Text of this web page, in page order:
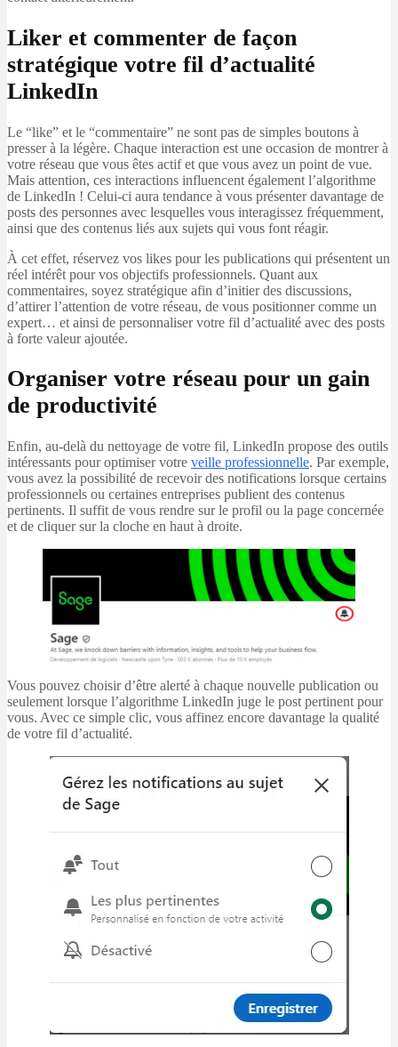
Liker et commenter de façon
stratégique votre fil d’actualité
LinkedIn
Le “like” et le “commentaire” ne sont pas de simples boutons à
presser à la légère. Chaque interaction est une occasion de montrer à
votre réseau que vous êtes actif et que vous avez un point de vue.
Mais attention, ces interactions influencent également l’algorithme
de LinkedIn ! Celui-ci aura tendance à vous présenter davantage de
posts des personnes avec lesquelles vous interagissez fréquemment,
ainsi que des contenus liés aux sujets qui vous font réagir.
À cet effet, réservez vos likes pour les publications qui présentent un
réel intérêt pour vos objectifs professionnels. Quant aux
commentaires, soyez stratégique afin d’initier des discussions,
d’attirer l’attention de votre réseau, de vous positionner comme un
expert… et ainsi de personnaliser votre fil d’actualité avec des posts
à forte valeur ajoutée.
Organiser votre réseau pour un gain
de productivité
Enfin, au-delà du nettoyage de votre fil, LinkedIn propose des outils
intéressants pour optimiser votre veille professionnelle. Par exemple,
vous avez la possibilité de recevoir des notifications lorsque certains
professionnels ou certaines entreprises publient des contenus
pertinents. Il suffit de vous rendre sur le profil ou la page concernée
et de cliquer sur la cloche en haut à droite.
Vous pouvez choisir d’être alerté à chaque nouvelle publication ou
seulement lorsque l’algorithme LinkedIn juge le post pertinent pour
vous. Avec ce simple clic, vous affinez encore davantage la qualité
de votre fil d’actualité.